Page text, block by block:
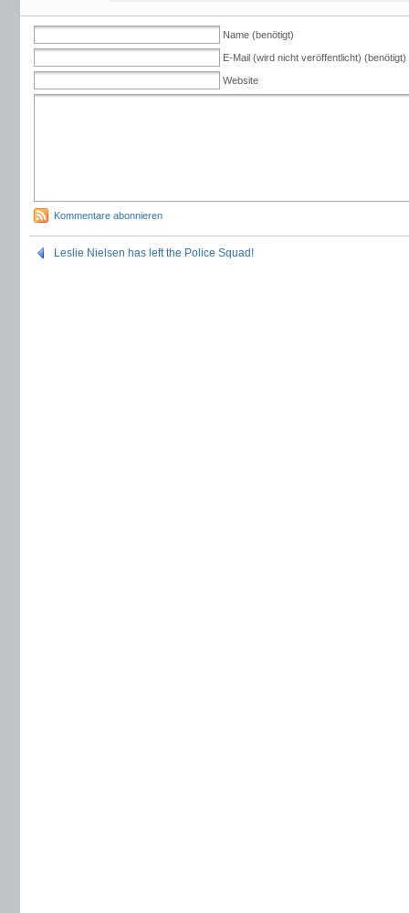
Name (benötigt)
E-Mail (wird nicht veröffentlicht) (benötigt)
Website
Kommentare abonnieren
Leslie Nielsen has left the Police Squad!